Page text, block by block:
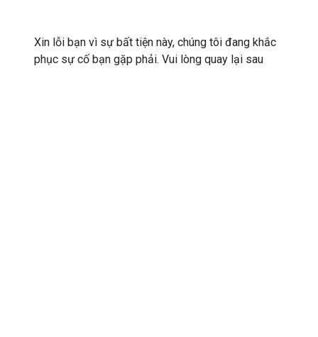
Xin lỗi bạn vì sự bất tiện này, chúng tôi đang khắc
phục sự cố bạn gặp phải. Vui lòng quay lại sau